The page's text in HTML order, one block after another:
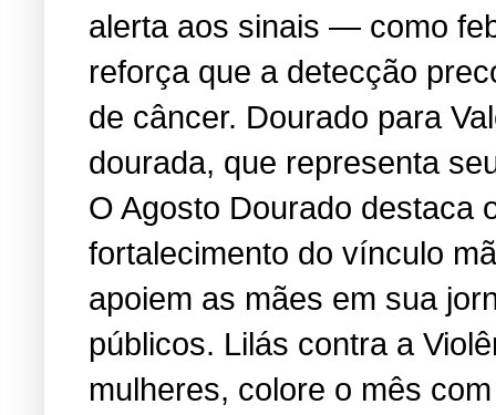
alerta aos sinais — como
reforça que a detecção
de câncer. Dourado para
dourada, que representa
O Agosto Dourado destaca
fortalecimento do vínculo
apoiem as mães em sua
públicos. Lilás contra a
mulheres, colore o mês